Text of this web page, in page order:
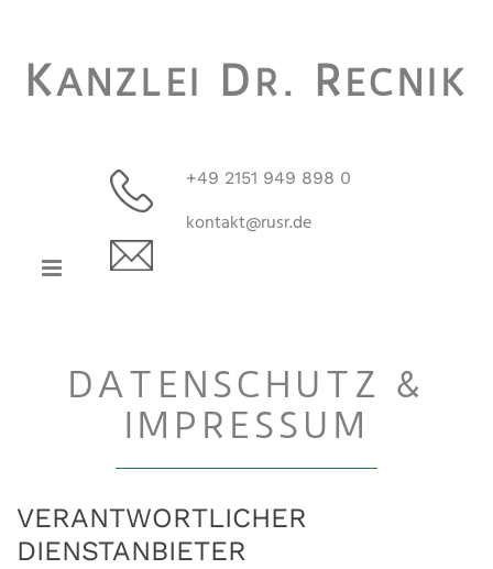
KANZLEI D R. RECNIK
+49 2151 949 898 0
kontakt@rusr.de
DATENSCHUTZ &
IMPRESSUM
VERANTWORTLICHER
DIENSTANBIETER